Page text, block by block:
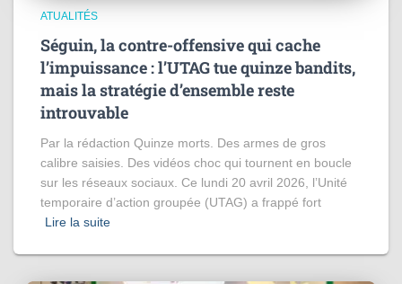
ATUALITÉS
Séguin, la contre-offensive qui cache
l’impuissance : l’UTAG tue quinze bandits,
mais la stratégie d’ensemble reste
introuvable
Par la rédaction Quinze morts. Des armes de gros
calibre saisies. Des vidéos choc qui tournent en boucle
sur les réseaux sociaux. Ce lundi 20 avril 2026, l’Unité
temporaire d’action groupée (UTAG) a frappé fort
Lire la suite